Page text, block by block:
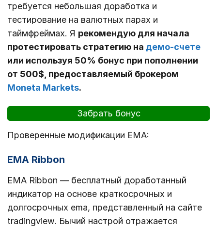
требуется небольшая доработка и
тестирование на валютных парах и
таймфреймах. Я рекомендую для начала
протестировать стратегию на демо-счете
или используя 50% бонус при пополнении
от 500$, предоставляемый брокером
Moneta Markets.
Забрать бонус
Проверенные модификации EMA:
EMA Ribbon
EMA Ribbon — бесплатный доработанный
индикатор на основе краткосрочных и
долгосрочных ema, представленный на сайте
tradingview. Бычий настрой отражается